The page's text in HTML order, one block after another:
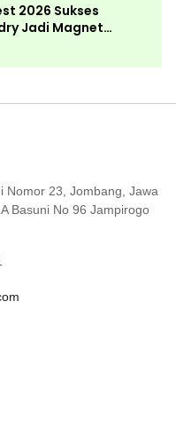
2026 Sukses
Jadi Magnet
Nomor 23, Jombang, Jawa
Basuni No 96 Jampirogo